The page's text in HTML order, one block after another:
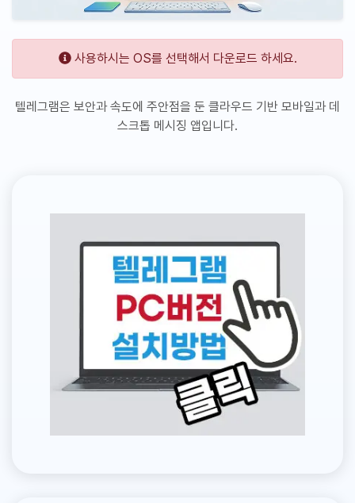
사용하시는 OS를 선택해서 다운로드 하세요.
텔레그램은 보안과 속도에 주안점을 둔 클라우드 기반 모바일과 데
스크톱 메시징 앱입니다.